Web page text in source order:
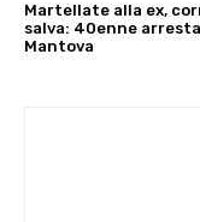
Martellate alla ex,
salva: 40enne
Mantova